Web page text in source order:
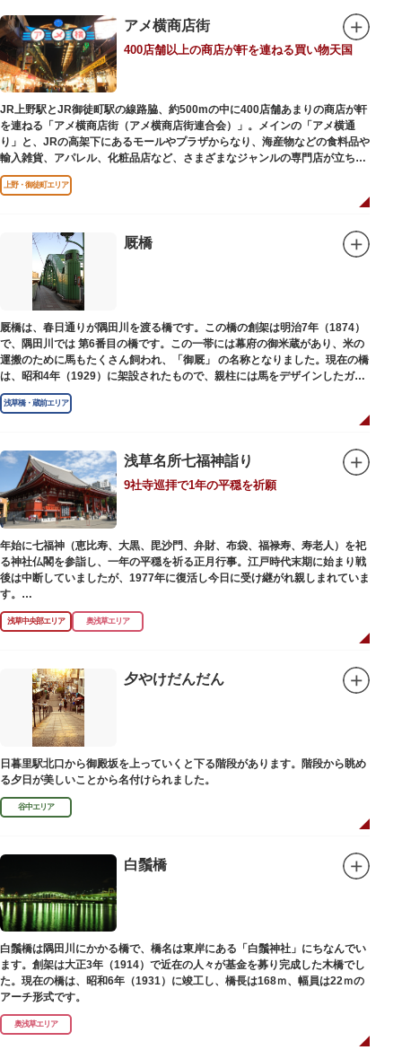
アメ横商店街
400店舗以上の商店が軒を連ねる買い物天国
JR上野駅とJR御徒町駅の線路脇、約500mの中に400店舗あまりの商店が軒
を連ねる「アメ横商店街（アメ横商店街連合会）」。メインの「アメ横通
り」と、JRの高架下にあるモールやプラザからなり、海産物などの食料品や
輸入雑貨、アパレル、化粧品店など、さまざまなジャンルの専門店が立ち並
んでいます。活気ある呼び込みが飛び交うなかで、店員さんとの会話も楽し
みながら目玉商品や特価品を探せるのが魅力のひとつ。年末の叩き売りは風
アメ横のはじまりは、物資が底をついた第二次世界大戦後にできた闇市。多
くの闇市が的屋の仕切りであったのに対して、アメ横は満州からの復員兵が
共同体となり連合会を結成。出店を統制し、商店街が形成されました。
当時、JR上野駅のすぐ南に発生した闇市は、飴を販売する屋台があったこと
から「アメヤ横丁（飴屋通り）」と呼ばれるように。反対側のJR御徒町付近
には、アメリカ進駐軍の放出物資を販売する店ができたので「アメリカ横丁
（アメリカ通り）」と呼ばれるようになりました。この2つのエリアが統合
され、今の「アメ横」になったと言われています。
上野・御徒町エリア
厩橋
厩橋は、春日通りが隅田川を渡る橋です。この橋の創架は明治7年（1874）
で、隅田川では 第6番目の橋です。この一帯には幕府の御米蔵があり、米の
運搬のために馬もたくさん飼われ、「御厩」 の名称となりました。現在の橋
は、昭和4年（1929）に架設されたもので、親柱には馬をデザインしたガラ
ス細工が組み込まれています。
浅草橋・蔵前エリア
浅草名所七福神詣り
9社寺巡拝で1年の平穏を祈願
年始に七福神（恵比寿、大黒、毘沙門、弁財、布袋、福禄寿、寿老人）を祀
る神社仏閣を参詣し、一年の平穏を祈る正月行事。江戸時代末期に始まり戦
後は中断していましたが、1977年に復活し今日に受け継がれ親しまれていま
す。
浅草名所七福神の特徴は福禄寿、寿老人が2社ずつあり、巡る社寺が9ヶ所あ
るところ。九は数の究み、鳩と言う字にも使われていて、鳩は「集まる」と
絵馬をつけ、色紙・福絵に御朱印をいただきながら巡拝しましょう。
江戸文化発祥の地といわれる浅草には、観音様の境内を中心として広く各所
に名所・旧跡があります。七福神をめぐる途中、これらの名跡も訪ねながら
江戸文化の面影を偲んでみてはいかがでしょうか。
御利益にあやかりながらの散策は、福徳と心の安らぎを与えてくれることで
しょう。
浅草中央部エリア 奥浅草エリア
夕やけだんだん
日暮里駅北口から御殿坂を上っていくと下る階段があります。階段から眺め
る夕日が美しいことから名付けられました。
谷中エリア
白鬚橋
白鬚橋は隅田川にかかる橋で、橋名は東岸にある「白鬚神社」にちなんでい
ます。創架は大正3年（1914）で近在の人々が基金を募り完成した木橋でし
た。現在の橋は、昭和6年（1931）に竣工し、橋長は168ｍ、幅員は22ｍの
アーチ形式です。
奥浅草エリア